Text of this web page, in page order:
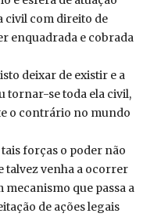
civil com direito de
enquadrada e cobrada
deixar de existir e a
tornar-se toda ela civil,
o contrário no mundo
forças o poder não
talvez venha a ocorrer
mecanismo que passa a
de ações legais